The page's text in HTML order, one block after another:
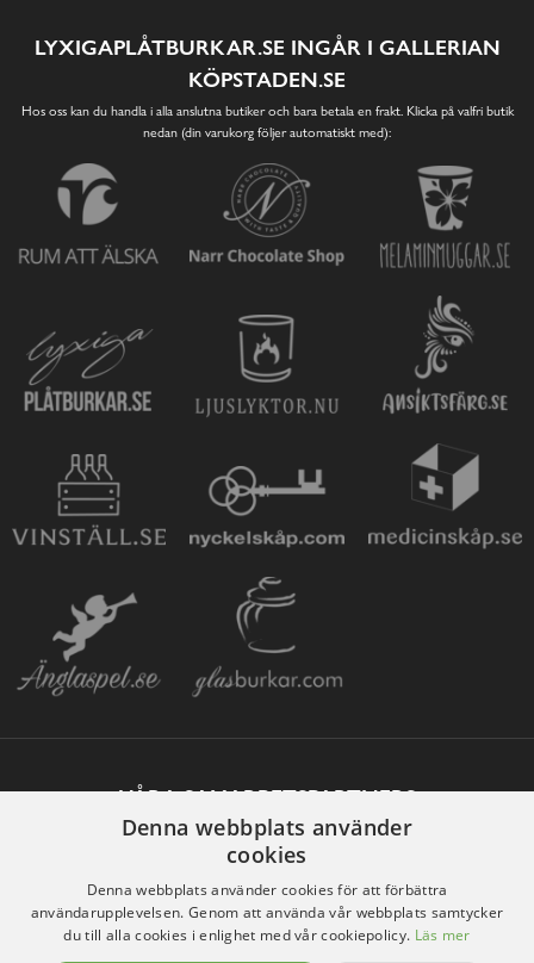
LYXIGAPLÅTBURKAR.SE INGÅR I GALLERIAN
KÖPSTADEN.SE
Hos oss kan du handla i alla anslutna butiker och bara betala en frakt. Klicka på valfri butik
nedan (din varukorg följer automatiskt med):
VÅRA SAMARBETSPARTNERS
Denna webbplats använder
cookies
Denna webbplats använder cookies för att förbättra
användarupplevelsen. Genom att använda vår webbplats samtycker
du till alla cookies i enlighet med vår cookiepolicy. Läs mer